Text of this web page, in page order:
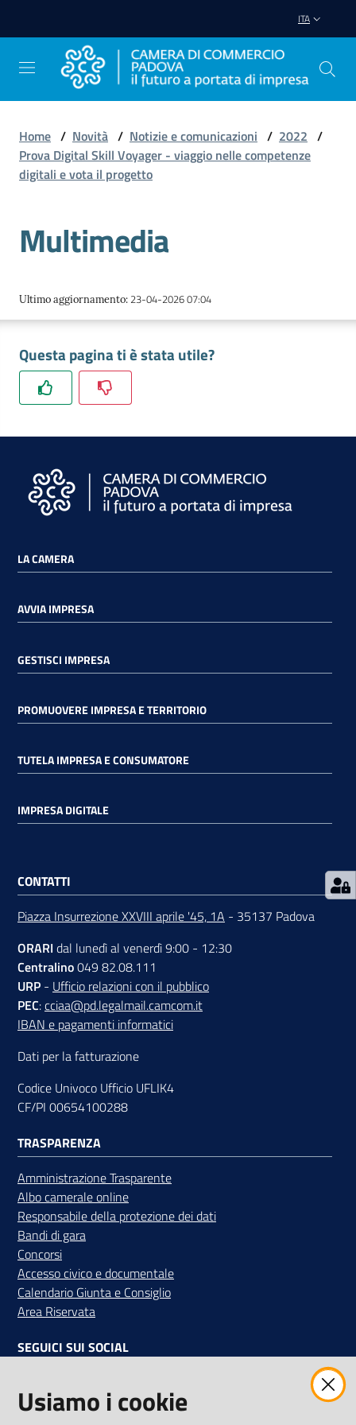
ITA
Avviare
Impresa
Gestire
Promuovere
Impresa
e
territorio
Impresa
Consumatore
Impresa
La
Camera
Prenota
Servizi
Contatti
Newsle
tter
Sala
Stampa
su
Home / Novità / Notizie e comunicazioni / 2022 /
Prova Digital Skill Voyager - viaggio nelle competenze
digitali e vota il progetto
Multimedia
Ultimo aggiornamento: 23-04-2026 07:04
Questa pagina ti è stata utile?
LA CAMERA
AVVIA IMPRESA
GESTISCI IMPRESA
PROMUOVERE IMPRESA E TERRITORIO
TUTELA IMPRESA E CONSUMATORE
IMPRESA DIGITALE
CONTATTI
Piazza Insurrezione XXVIII aprile '45, 1A - 35137 Padova
ORARI dal lunedì al venerdì 9:00 - 12:30
Centralino049 82.08.111
URP - Ufficio relazioni con il pubblico
PEC:cciaa@pd.legalmail.camcom.it
IBAN e pagamenti informatici
Dati per la fatturazione
Codice Univoco Ufficio UFLIK4
CF/PI 00654100288
TRASPARENZA
Amministrazione Trasparente
Albo camerale online
Responsabile della protezione dei dati
Bandi di gara
Concorsi
Accesso civico e documentale
Calendario Giunta e Consiglio
Area Riservata
SEGUICI SUI SOCIAL
Usiamo i cookie